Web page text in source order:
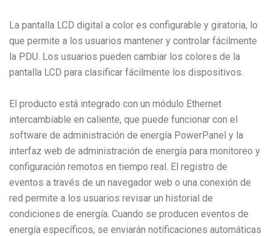
La pantalla LCD digital a color es configurable y giratoria, lo
que permite a los usuarios mantener y controlar fácilmente
la PDU. Los usuarios pueden cambiar los colores de la
pantalla LCD para clasificar fácilmente los dispositivos.
El producto está integrado con un módulo Ethernet
intercambiable en caliente, que puede funcionar con el
software de administración de energía PowerPanel y la
interfaz web de administración de energía para monitoreo y
configuración remotos en tiempo real. El registro de
eventos a través de un navegador web o una conexión de
red permite a los usuarios revisar un historial de
condiciones de energía. Cuando se producen eventos de
energía específicos, se enviarán notificaciones automáticas